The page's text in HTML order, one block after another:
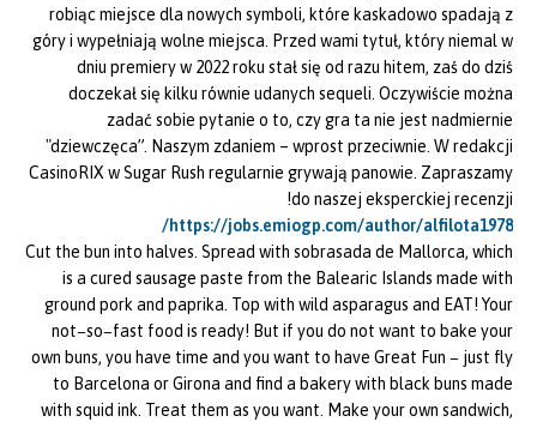
robiąc miejsce dla nowych symboli, które kaskadowo spadają z
góry i wypełniają wolne miejsca. Przed wami tytuł, który niemal w
dniu premiery w 2022 roku stał się od razu hitem, zaś do dziś
doczekał się kilku równie udanych sequeli. Oczywiście można
zadać sobie pytanie o to, czy gra ta nie jest nadmiernie
"dziewczęca”. Naszym zdaniem – wprost przeciwnie. W redakcji
CasinoRIX w Sugar Rush regularnie grywają panowie. Zapraszamy
do naszej eksperckiej recenzji!
https://jobs.emiogp.com/author/alfilota1978/
Cut the bun into halves. Spread with sobrasada de Mallorca, which
is a cured sausage paste from the Balearic Islands made with
ground pork and paprika. Top with wild asparagus and EAT! Your
not−so−fast food is ready! But if you do not want to bake your
own buns, you have time and you want to have Great Fun − just fly
to Barcelona or Girona and find a bakery with black buns made
with squid ink. Treat them as you want. Make your own sandwich,